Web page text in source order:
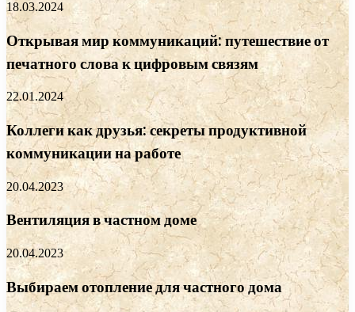
18.03.2024
Открывая мир коммуникаций: путешествие от
печатного слова к цифровым связям
22.01.2024
Коллеги как друзья: секреты продуктивной
коммуникации на работе
20.04.2023
Вентиляция в частном доме
20.04.2023
Выбираем отопление для частного дома